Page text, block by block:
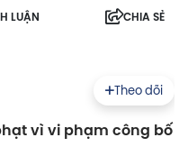
LUẬN CHIA SẺ
Theo dõi
vì vi phạm công bố